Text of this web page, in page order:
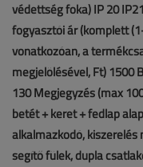
védettség foka) IP 20
fogyasztói ár (komplett
vonatkozóan, a
megjelölésével, Ft) 1500
130 Megjegyzés (max
betét + keret + fedlap
alkalmazkodó,
segítő fülek, dupla